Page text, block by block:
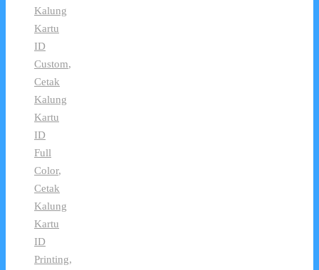
Kalung
Kartu
ID
Custom,
Cetak
Kalung
Kartu
ID
Full
Color,
Cetak
Kalung
Kartu
ID
Printing,